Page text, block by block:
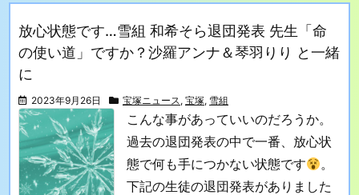
放心状態です…雪組 和希そら退団発表 先生「命
の使い道」ですか？沙羅アンナ＆琴羽りり と一緒
に
2023年9月26日 宝塚ニュース, 宝塚, 雪組
こんな事があっていいのだろうか。
過去の退団発表の中で一番、放心状
態で何も手につかない状態です
。
下記の生徒の退団発表がありました